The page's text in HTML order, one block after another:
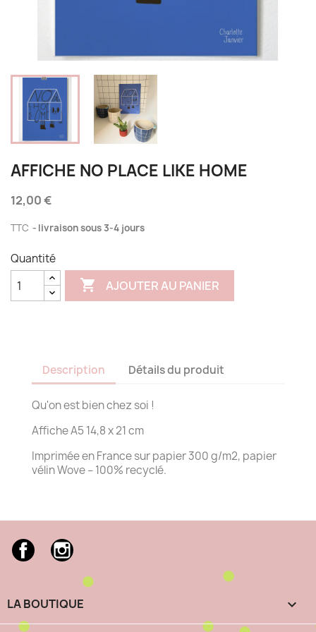
AFFICHE NO PLACE LIKE HOME
12,00 €
TTC livraison sous 3-4 jours
Quantité
 AJOUTER AU PANIER
Description Détails du produit
Qu'on est bien chez soi !
Affiche A5 14,8 x 21 cm
Imprimée en France sur papier 300 g/m2, papier
vélin Wove – 100% recyclé.
FacebookInstagram
LA BOUTIQUE 